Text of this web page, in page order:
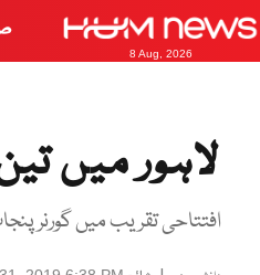
8 Aug, 2026
لاہور میں
افتتاحی تقریب میں گورنر